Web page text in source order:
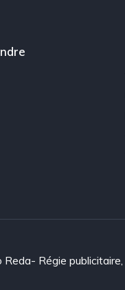
Régie publicitaire,